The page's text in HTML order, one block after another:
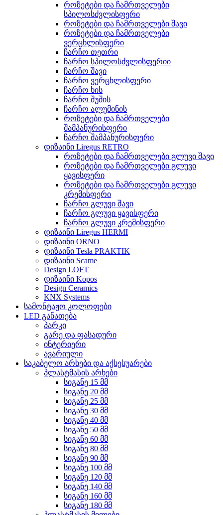
როზეტები და ჩამრთველები
სპილოსძვლისფერი
როზეტები და ჩამრთველები შავი
როზეტები და ჩამრთველები
ვერცხლისფერი
ჩარჩო თეთრი
ჩარჩო სპილოსძვლისფერიი
ჩარჩო შავი
ჩარჩო ვერცხლისფერი
ჩარჩო ხის
ჩარჩო შუშის
ჩარჩო ალუმინის
როზეტები და ჩამრთველები
შამპანურისფერი
ჩარჩო შამპანურისფერი
დიზაინი Liregus RETRO
როზეტები და ჩამრთველები გლუვი შავი
როზეტები და ჩამრთველები გლუვი
ყავისფერი
როზეტები და ჩამრთველები გლუვი
კრემისფერი
ჩარჩო გლუვი შავი
ჩარჩო გლუვი ყავისფერი
ჩარჩო გლუვი კრემისფერი
დიზაინი Liregus HERMI
დიზაინი ORNO
დიზაინი Tesla PRAKTIK
დიზაინი Scame
Design LOFT
დიზაინი Kopos
Design Ceramics
KNX Systems
სამონტაჟო კოლოფები
LED განათება
პარკი
გარე და ფასადური
ინტერიერი
ავარიული
საკაბელო არხები და აქსესუარები
პლასტმასის არხები
სიგანე 15 მმ
სიგანე 20 მმ
სიგანე 25 მმ
სიგანე 30 მმ
სიგანე 40 მმ
სიგანე 50 მმ
სიგანე 60 მმ
სიგანე 80 მმ
სიგანე 90 მმ
სიგანე 100 მმ
სიგანე 120 მმ
სიგანე 140 მმ
სიგანე 160 მმ
სიგანე 180 მმ